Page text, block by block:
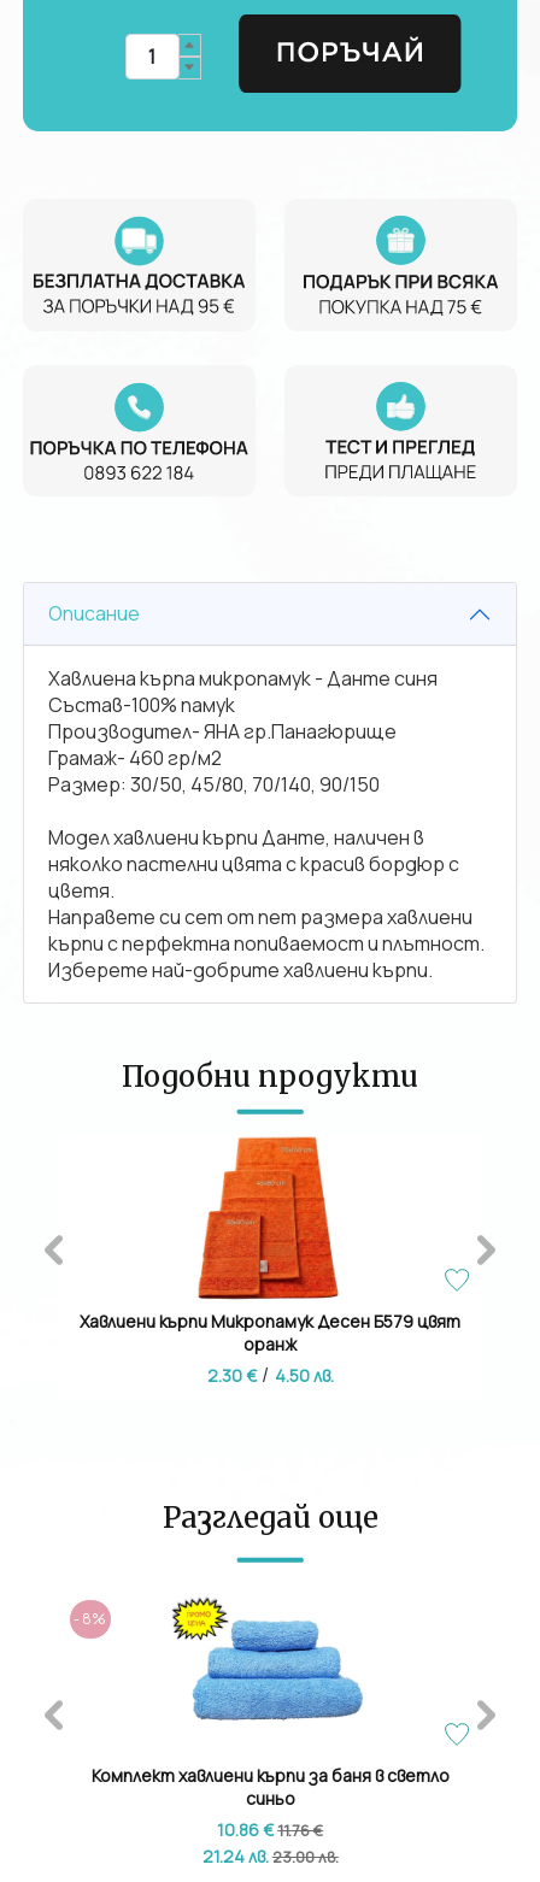
Описание
Хавлиена кърпа микропамук - Данте синя
Състав-100% памук
Производител- ЯНА гр.Панагюрище
Грамаж- 460 гр/м2
Размер: 30/50, 45/80, 70/140, 90/150
Модел хавлиени кърпи Данте, наличен в
няколко пастелни цвята с красив бордюр с
цветя.
Направете си сет от пет размера хавлиени
кърпи с перфектна попиваемост и плътност.
Изберете най-добрите хавлиени кърпи.
Подобни продукти
Хавлиени кърпи Микропамук Десен Б579 цвят
оранж
2.30 € / 4.50 лв.
Разгледай още
- 8%
Комплект хавлиени кърпи за баня в светло
синьо
10.86 €11.76 €
21.24 лв.23.00 лв.